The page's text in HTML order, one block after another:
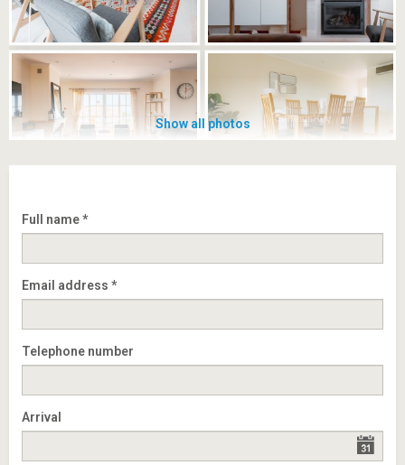
Show all photos
Full name *
Email address *
Telephone number
Arrival